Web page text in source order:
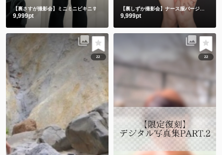
【裏さすが撮影会】ミニミニビキニ👙
9,999pt
【裏しずか撮影会】ナース服バージョン
9,999pt
22 22